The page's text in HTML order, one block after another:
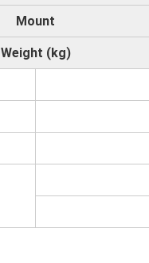
Mount
Weight (kg)